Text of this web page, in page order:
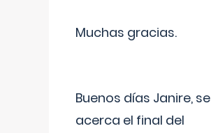
Muchas gracias.
Buenos días Janire, se
acerca el final del